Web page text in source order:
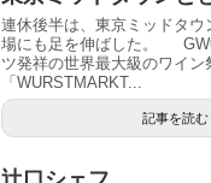
連休後半は、東京ミッドタウ
場にも足を伸ばした。 GW
ツ発祥の世界最大級のワイン
「WURSTMARKT...
記事を読む